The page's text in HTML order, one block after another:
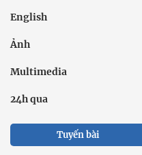
English
Ảnh
Multimedia
24h qua
Tuyến bài